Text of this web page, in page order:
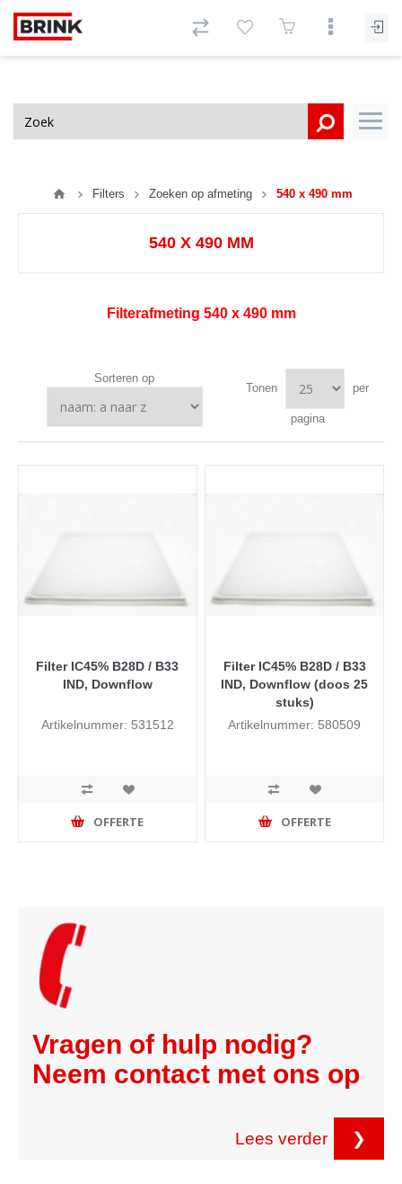
Filters Zoeken op afmeting 540 x 490 mm
540 X 490 MM
Filterafmeting 540 x 490 mm
Sorteren op
Tonen per
pagina
Filter IC45% B28D / B33
IND, Downflow
Artikelnummer: 531512
OFFERTE
Filter IC45% B28D / B33
IND, Downflow (doos 25
stuks)
Artikelnummer: 580509
OFFERTE
Vragen of hulp nodig?
Neem contact met ons op
Lees verder ❯